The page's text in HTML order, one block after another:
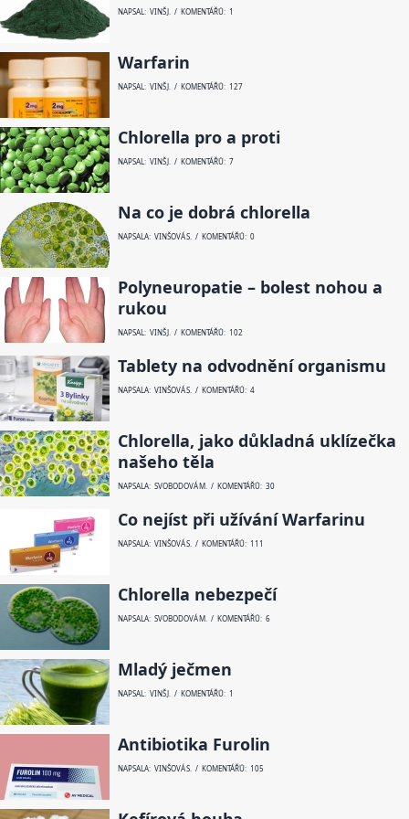
NAPSAL: VINŠ J. / KOMENTÁŘŮ: 1
Warfarin
NAPSAL: VINŠ J. / KOMENTÁŘŮ: 127
Chlorella pro a proti
NAPSAL: VINŠ J. / KOMENTÁŘŮ: 7
Na co je dobrá chlorella
NAPSALA: VINŠOVÁ S. / KOMENTÁŘŮ: 0
Polyneuropatie – bolest nohou a
rukou
NAPSAL: VINŠ J. / KOMENTÁŘŮ: 102
Tablety na odvodnění organismu
NAPSALA: VINŠOVÁ S. / KOMENTÁŘŮ: 4
Chlorella, jako důkladná uklízečka
našeho těla
NAPSALA: SVOBODOVÁ M. / KOMENTÁŘŮ: 30
Co nejíst při užívání Warfarinu
NAPSALA: VINŠOVÁ S. / KOMENTÁŘŮ: 111
Chlorella nebezpečí
NAPSALA: SVOBODOVÁ M. / KOMENTÁŘŮ: 6
Mladý ječmen
NAPSAL: VINŠ J. / KOMENTÁŘŮ: 1
Antibiotika Furolin
NAPSALA: VINŠOVÁ S. / KOMENTÁŘŮ: 105